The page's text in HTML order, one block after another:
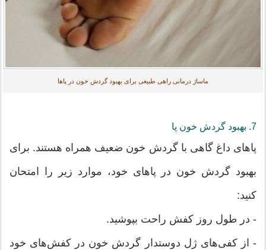
ماساژ درمانی راهی طبیعی برای بهبود گردش خون در پاها
7. بهبود گردش خون پا
پاهای داغ گاهی با گردش خون ضعیف همراه هستند. برای
بهبود گردش خون در پاهای خود، موارد زیر را امتحان
کنید:
- در طول روز کفش راحت بپوشید.
- از کفی‌های ژل دوستدار گردش خون در کفش‌های خود